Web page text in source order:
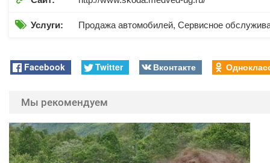
 Услуги: Продажа автомобилей, Сервисное
Facebook Twitter Вконтакте
Мы рекомендуем